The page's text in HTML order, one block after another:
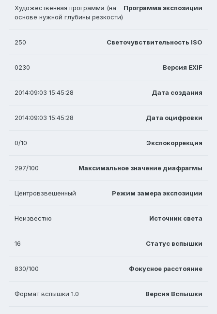
Программа экспозиции
Художественная программа (на
основе нужной глубины резкости)
Светочувствительность ISO
250
Версия EXIF
0230
Дата создания
2014:09:03 15:45:28
Дата оцифровки
2014:09:03 15:45:28
Экспокоррекция
0/10
Максимальное значение диафрагмы
297/100
Режим замера экспозиции
Центровзвешенный
Источник света
Неизвестно
Статус вспышки
16
Фокусное расстояние
830/100
Версия Вспышки
Формат вспышки 1.0